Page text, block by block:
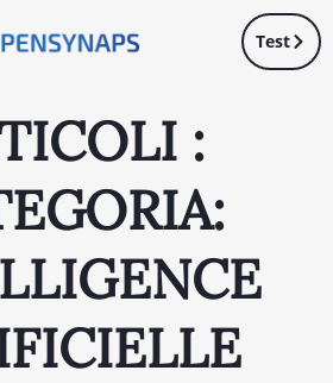
Test
: